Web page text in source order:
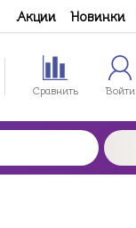
Акции Новинки
Сравнить Войти